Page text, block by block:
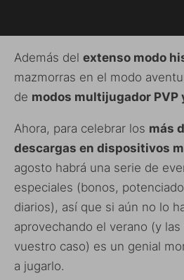
Además del extenso modo
mazmorras en el modo
de modos multijugador PVP
Ahora, para celebrar los más
descargas en dispositivos
agosto habrá una serie de
especiales (bonos,
diarios), así que si aún no lo
aprovechando el verano (y
vuestro caso) es un genial
a jugarlo.